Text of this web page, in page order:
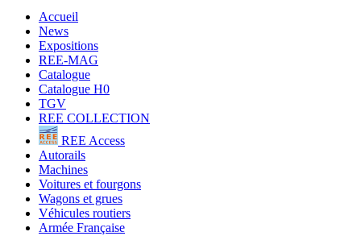
Accueil
News
Expositions
REE-MAG
Catalogue
Catalogue H0
TGV
REE COLLECTION
REE Access
Autorails
Machines
Voitures et fourgons
Wagons et grues
Véhicules routiers
Armée Française